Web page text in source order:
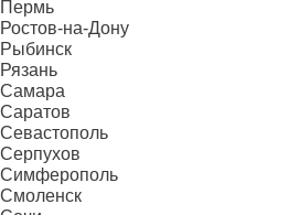
Пермь
Ростов-на-Дону
Рыбинск
Рязань
Самара
Саратов
Севастополь
Серпухов
Симферополь
Смоленск